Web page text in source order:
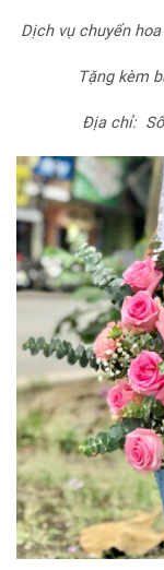
Dịch vụ chuyển
Tặng kèm
Địa chỉ: Số